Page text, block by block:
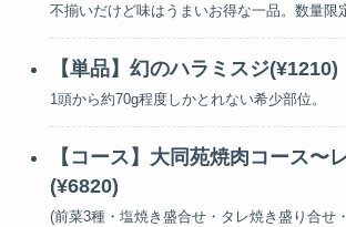
不揃いだけど味はうまいお得な一品。数量限
【単品】幻のハラミスジ(¥1210)
1頭から約70g程度しかとれない希少部位。
【コース】大同苑焼肉コース〜
(¥6820)
(前菜3種・塩焼き盛合せ・タレ焼き盛り合せ